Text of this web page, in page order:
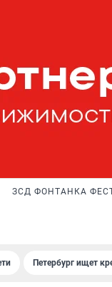
ЗСД ФОНТАНКА
Петербург ищет